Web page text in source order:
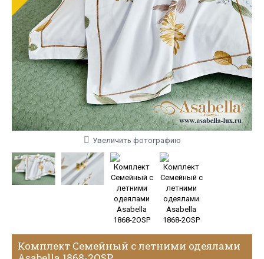
Увеличить фотографию
Комплект Семейный с летними одеялами